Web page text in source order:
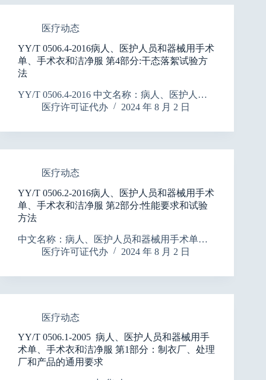
医疗动态
YY/T 0506.4-2016病人、医护人员和器械用手术
单、手术衣和洁净服 第4部分:干态落絮试验方
法
YY/T 0506.4-2016 中文名称：病人、医护人…
医疗许可证代办
2024 年 8 月 2 日
医疗动态
YY/T 0506.2-2016病人、医护人员和器械用手术
单、手术衣和洁净服 第2部分:性能要求和试验
方法
中文名称：病人、医护人员和器械用手术单…
医疗许可证代办
2024 年 8 月 2 日
医疗动态
YY/T 0506.1-2005 病人、医护人员和器械用手
术单、手术衣和洁净服 第1部分：制衣厂、处理
厂和产品的通用要求